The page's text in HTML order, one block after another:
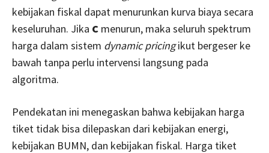
kebijakan fiskal dapat menurunkan kurva biaya secara
keseluruhan. Jika C menurun, maka seluruh spektrum
harga dalam sistem dynamic pricingikut bergeser ke
bawah tanpa perlu intervensi langsung pada
algoritma.
Pendekatan ini menegaskan bahwa kebijakan harga
tiket tidak bisa dilepaskan dari kebijakan energi,
kebijakan BUMN, dan kebijakan fiskal. Harga tiket